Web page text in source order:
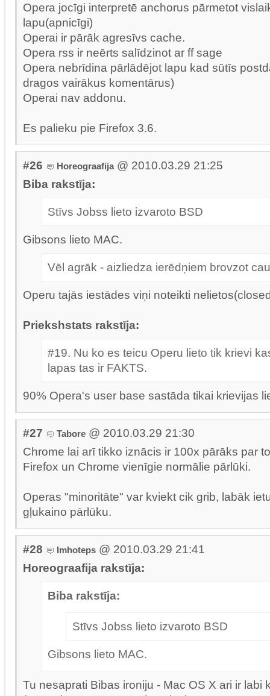
Opera jocīgi interpretē anchorus pārmetot
lapu(apnicīgi)
Operai ir pārāk agresīvs cache.
Opera rss ir neērts salīdzinot ar ff sage
Opera nebrīdina pārlādējot lapu kad sūtīs
dragos vairākus komentārus)
Operai nav addonu.
Es palieku pie Firefox 3.6.
#26 Horeograafija @ 2010.03.29 21:25
Biba rakstīja:
Stīvs Jobss lieto izvaroto BSD
Gibsons lieto MAC.
Vēl agrāk - aizliedza ierēdņiem brovzot
Operu tajās iestādes viņi noteikti
Priekshstats rakstīja:
#19. Nu ko es teicu Operu lieto tik krievi
lapas tas ir FAKTS.
90% Opera's user base sastāda tikai krievijas
#27 Tabore @ 2010.03.29 21:30
Chrome lai arī tikko iznācis ir 100x pārāks par
Firefox un Chrome vienīgie normālie pārlūki.
Operas "minoritāte" var kviekt cik grib, labāk
gļukaino pārlūku.
#28 Imhoteps @ 2010.03.29 21:41
Horeograafija rakstīja:
Biba rakstīja:
Stīvs Jobss lieto izvaroto BSD
Gibsons lieto MAC.
Tu nesaprati Bibas ironiju - Mac OS X ari ir labi